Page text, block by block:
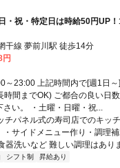
・祝・特定日は時給50円UP
学校と両立可能♪未経験OK
電鉄網干線 夢前川駅 徒歩14分
円
～23:00 上記時間内で[週1日
時間までOK) ご都合の良い日
さい。 ・土曜・日曜・祝...
チパネル式の寿司店でのキッ
・サイドメニュー作り・調理
器洗いなど 難しい調理はあり
シフト制 昇給あり